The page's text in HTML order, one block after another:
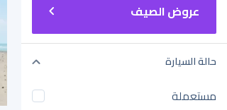
عروض الصيف
حالة السيارة
مستعملة